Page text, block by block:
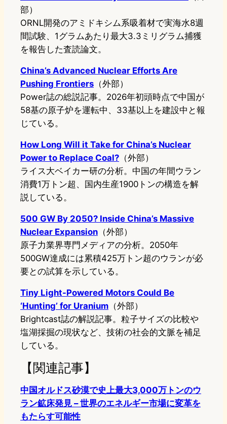
部）
ORNL開発のアミドキシム系吸着材で実海水8週
間試験、1グラムあたり最大3.3ミリグラム捕獲
を報告した査読論文。
China’s Advanced Nuclear Efforts Are
Pushing Frontiers （外部）
Power誌の総説記事。2026年初頭時点で中国が
58基の原子炉を運転中、33基以上を建設中と報
じている。
How Long Will it Take for China’s Nuclear
Power to Replace Coal? （外部）
ライス大ベイカー研の分析。中国の年間ウラン
消費1万トン超、国内生産1900トンの構造を解
説している。
500 GW By 2050? Inside China’s Massive
Nuclear Expansion （外部）
原子力業界専門メディアの分析。2050年
500GW達成には累積425万トン超のウランが必
要との試算を示している。
Tiny Light-Powered Motors Could Be
‘Hunting’ for Uranium （外部）
Brightcast誌の解説記事。粒子サイズの比較や
塩湖採掘の現状など、技術の社会的文脈を補足
している。
【関連記事】
中国オルドス砂漠で史上最大3,000万トンのウ
ラン鉱床発見 – 世界のエネルギー市場に変革を
もたらす可能性